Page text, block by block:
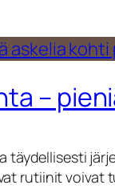
–
täydellisesti
rutiinit